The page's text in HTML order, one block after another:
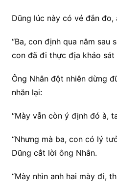
Dũng lúc này có vẻ đắn đo,
“Ba, con định qua năm sau
con đã đi thực địa khảo sát
Ông Nhân đột nhiên dừng
nhăn lại:
“Mày vẫn còn ý định đó à,
“Nhưng mà ba, con có lý
Dũng cắt lời ông Nhân.
“Mày nhìn anh hai mày đi,